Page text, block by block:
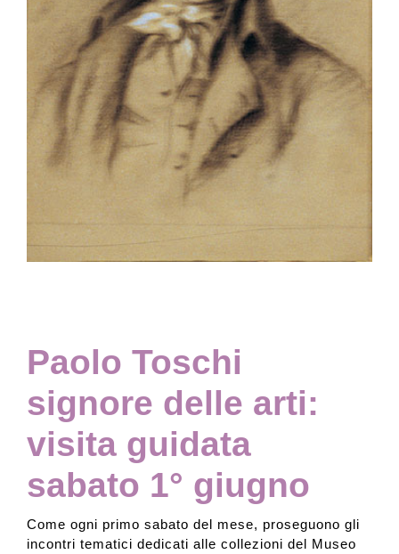
Contatti e biglietti
Accessibilità
Dona
Paolo Toschi
signore delle arti:
visita guidata
sabato 1° giugno
Come ogni primo sabato del mese, proseguono gli
incontri tematici dedicati alle collezioni del Museo